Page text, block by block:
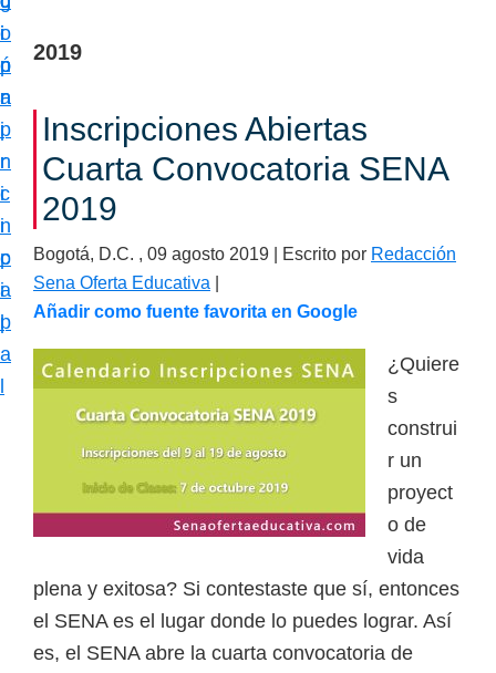
i
ó
n
p
r
i
n
c
i
p
a
o
p
r
i
n
c
i
p
a
l
i
n
a
a
i
n
e
e
a
s
o
2019
Inscripciones Abiertas
Cuarta Convocatoria SENA
2019
Bogotá, D.C. , 09 agosto 2019 | Escrito por Redacción
Sena Oferta Educativa
Añadir como fuente favorita en Google
¿Quiere
s
construi
r un
proyect
o de
vida
plena y exitosa? Si contestaste que sí, entonces
el SENA es el lugar donde lo puedes lograr. Así
es, el SENA abre la cuarta convocatoria de